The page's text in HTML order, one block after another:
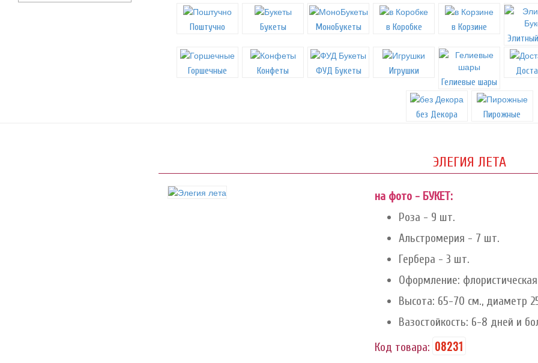
Поштучно Букеты МоноБукеты в Коробке
в Корзине
Горшечные Конфеты ФУД Букеты
Игрушки
Гелиевые шары
без Декора Пирожные
ЭЛЕГИЯ ЛЕТА
на фото - БУКЕТ:
Роза - 9 шт.
Альстромерия - 7 шт.
Гербера - 3 шт.
Оформление:
Высота: 65-70 см., диаметр
Вазостойкость: 6-8 дней и
Код товара: 08231